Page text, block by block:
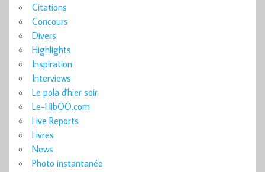
Citations
Concours
Divers
Highlights
Inspiration
Interviews
Le pola d'hier soir
Le-HibOO.com
Live Reports
Livres
News
Photo instantanée